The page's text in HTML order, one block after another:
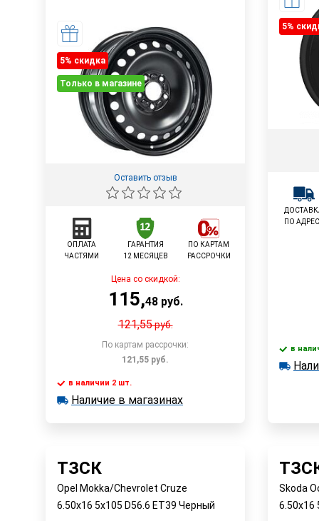
5% cкидка
Только в магазине
Оставить отзыв
ОПЛАТА
ЧАСТЯМИ
ГАРАНТИЯ
12 МЕСЯЦЕВ
ПО КАРТАМ
РАССРОЧКИ
Цена со скидкой:
115,48руб.
121,55руб.
По картам рассрочки:
121,55 руб.
Быстрый заказ
в наличии 2 шт.
в наличии 2 шт.
Наличие в магазинах
5%
ПО
в наличии
в
ТЗСК
Opel Mokka/Chevrolet Cruze
6.50x16 5x105 D56.6 ET39 Черный
Skoda
6.50x16